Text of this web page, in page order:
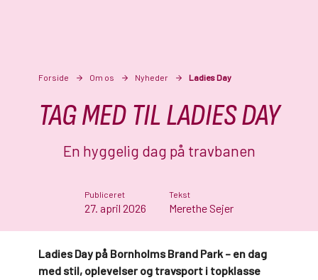
Forside Om os Nyheder Ladies Day
TAG MED TIL LADIES DAY
En hyggelig dag på travbanen
Publiceret
27. april 2026
Tekst
Merethe Sejer
Ladies Day på Bornholms Brand Park – en dag
med stil, oplevelser og travsport i topklasse